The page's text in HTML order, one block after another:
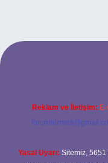
giriş
Reklam ve İletişim:
Yasal Uyarı: Sitemiz, 5651